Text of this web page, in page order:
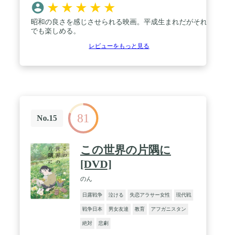
★ ★ ★ ★ ★
昭和の良さを感じさせられる映画。平成生まれだがそれ
でも楽しめる。
レビューをもっと見る
No.15 81
この世界の片隅に
[DVD]
のん
日露戦争 泣ける 失恋アラサー女性 現代戦
戦争日本 男女友達 教育 アフガニスタン
絶対 悲劇